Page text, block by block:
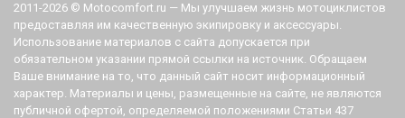
2011-2026 © Motocomfort.ru — Мы улучшаем жизнь мотоциклистов
предоставляя им качественную экипировку и аксессуары.
Использование материалов с сайта допускается при
обязательном указании прямой ссылки на источник. Обращаем
Ваше внимание на то, что данный сайт носит информационный
характер. Материалы и цены, размещенные на сайте, не являются
публичной офертой, определяемой положениями Статьи 437